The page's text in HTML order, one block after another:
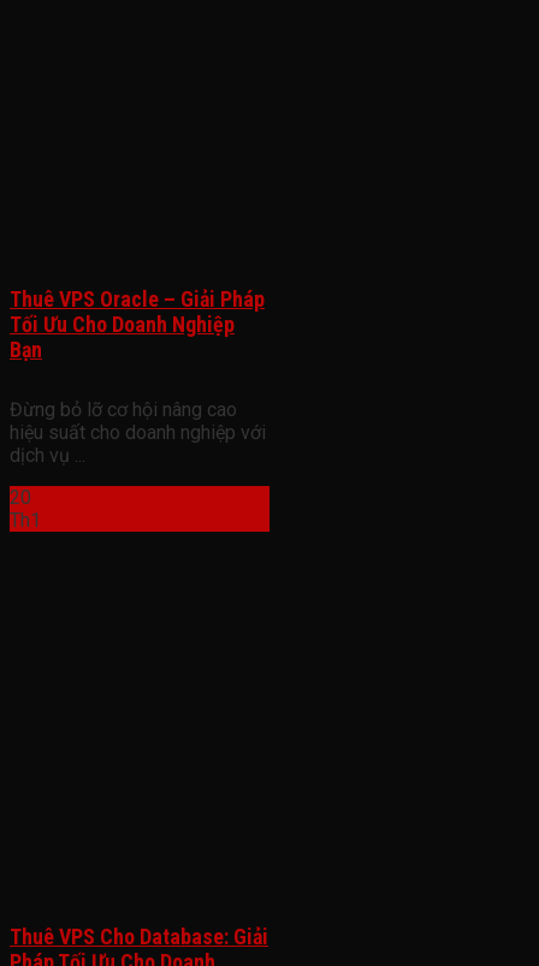
Thuê VPS Oracle – Giải Pháp
Tối Ưu Cho Doanh Nghiệp
Bạn
Đừng bỏ lỡ cơ hội nâng cao
hiệu suất cho doanh nghiệp với
dịch vụ ...
20
Th1
Thuê VPS Cho Database: Giải